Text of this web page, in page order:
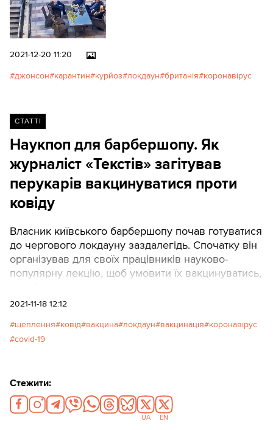
ніж два метри.
2021-12-20 11:20
джонсон карантин курйоз локдаун британія коронавірус
СТАТТІ
Наукпоп для барбершопу. Як
журналіст «Текстів» загітував
перукарів вакцинуватися проти
ковіду
Власник київського барбершопу почав готуватися
до чергового локдауну заздалегідь. Спочатку він
організував для своїх працівників науково-
популярну лекцію, щоб умовити їх вакцинуватись,
виходити на роботу. Спрацювало. Цю лекцію
має науковий ступінь з екології, автор цієї статті.
2021-11-18 12:12
щеплення ковід вакцина локдаун вакцинація коронавірус
covid-19
Стежити:
UA EN